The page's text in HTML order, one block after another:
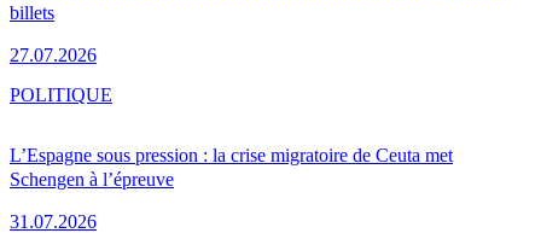
billets
27.07.2026
L’Espagne sous pression : la crise migratoire de Ceuta met
Schengen à l’épreuve
31.07.2026
POLITIQUE